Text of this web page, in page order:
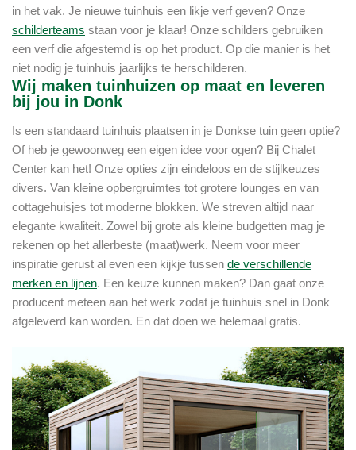
in het vak. Je nieuwe tuinhuis een likje verf geven? Onze
schilderteams staan voor je klaar! Onze schilders gebruiken
een verf die afgestemd is op het product. Op die manier is het
niet nodig je tuinhuis jaarlijks te herschilderen.
Wij maken tuinhuizen op maat en leveren
bij jou in Donk
Is een standaard tuinhuis plaatsen in je Donkse tuin geen optie?
Of heb je gewoonweg een eigen idee voor ogen? Bij Chalet
Center kan het! Onze opties zijn eindeloos en de stijlkeuzes
divers. Van kleine opbergruimtes tot grotere lounges en van
cottagehuisjes tot moderne blokken. We streven altijd naar
elegante kwaliteit. Zowel bij grote als kleine budgetten mag je
rekenen op het allerbeste (maat)werk. Neem voor meer
inspiratie gerust al even een kijkje tussen de verschillende
merken en lijnen. Een keuze kunnen maken? Dan gaat onze
producent meteen aan het werk zodat je tuinhuis snel in Donk
afgeleverd kan worden. En dat doen we helemaal gratis.